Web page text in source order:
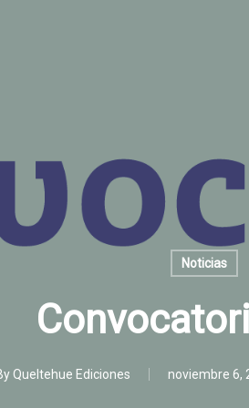
Noticias
Queltehue Ediciones noviembre 6,